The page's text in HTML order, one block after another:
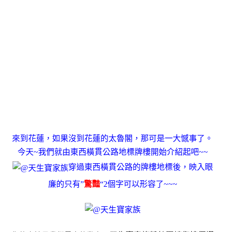
來到花蓮，如果沒到花蓮的太魯閣，那可是一大憾事了。
今天~我們就由東西橫貫公路地標牌樓開始介紹起吧~~
穿過東西橫貫公路的牌樓地標後，映入眼
廉的只有”驚豔“2個字可以形容了~~~